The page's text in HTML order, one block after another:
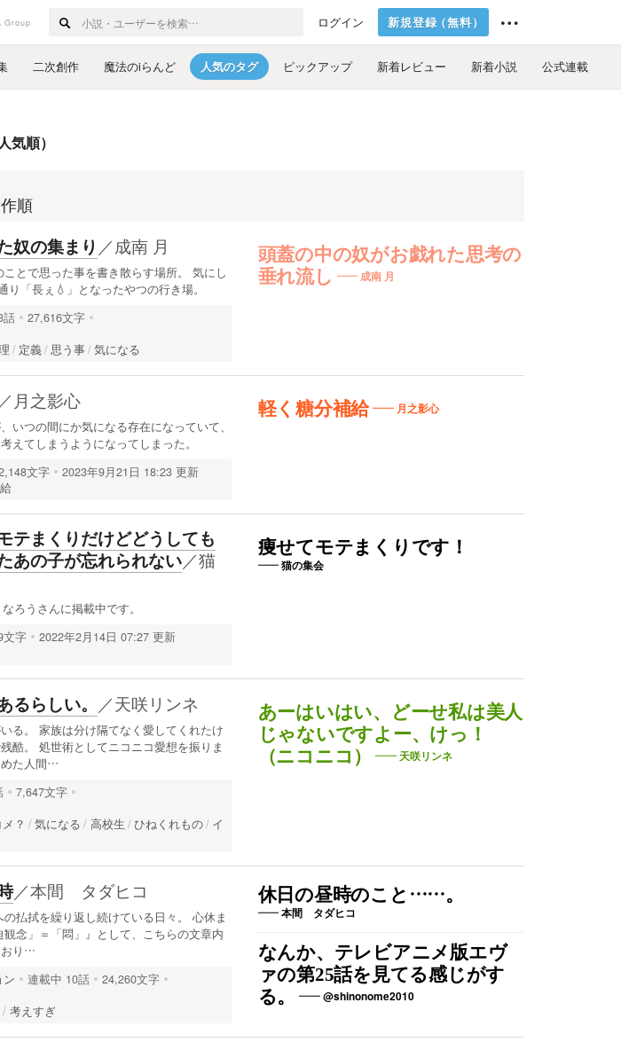
Group ログイン 新規登録（無料）
二次創作 魔法のiらんど 人気のタグ ピックアップ 新着レビュー 新着小説 公式連載
気順）
順
頭蓋の中の奴がお戯れた思考の
垂れ流し
成南 月
奴の集まり ／成南 月
とで思った事を書き散らす場所。 気にし
「長ぇ💧」となったやつの行き場。
話
27,616文字
定義 思う事 気になる
軽く糖分補給 月之影心
／ 月之影心
いつの間にか気になる存在になっていて、
えてしまうようになってしまった。
文字
2023年9月21日 18:23 更新
痩せてモテまくりです！
猫の集会
テまくりだけどどうしても
あの子が忘れられない／猫
ろうさんに掲載中です。
文字
2022年2月14日 07:27 更新
あーはいはい、どーせ私は美人
じゃないですよー、けっ！
（ニコニコ）
天咲リンネ
るらしい。 ／天咲リンネ
る。 家族は分け隔てなく愛してくれたけ
酷。 処世術としてニコニコ愛想を振りま
めた人間…
7,647文字
？ 気になる 高校生 ひねくれもの
イ
休日の昼時のこと……。
本間 タダヒコ
なんか、テレビアニメ版エヴ
ァの第25話を見てる感じがす
る。
@shinonome2010
／本間 タダヒコ
払拭を繰り返し続けている日々。 心休ま
念」＝「悶」』として、こちらの文章内
おり…
ン 連載中 10話
24,260文字
考えすぎ